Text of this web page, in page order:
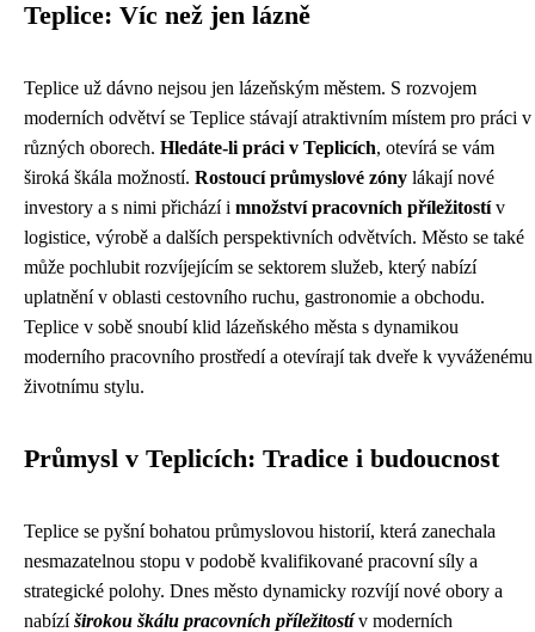
Teplice: Víc než jen lázně
Teplice už dávno nejsou jen lázeňským městem. S rozvojem
moderních odvětví se Teplice stávají atraktivním místem pro práci v
různých oborech. Hledáte-li práci v Teplicích, otevírá se vám
široká škála možností. Rostoucí průmyslové zóny lákají nové
investory a s nimi přichází i množství pracovních příležitostív
logistice, výrobě a dalších perspektivních odvětvích. Město se také
může pochlubit rozvíjejícím se sektorem služeb, který nabízí
uplatnění v oblasti cestovního ruchu, gastronomie a obchodu.
Teplice v sobě snoubí klid lázeňského města s dynamikou
moderního pracovního prostředí a otevírají tak dveře k vyváženému
životnímu stylu.
Průmysl v Teplicích: Tradice i budoucnost
Teplice se pyšní bohatou průmyslovou historií, která zanechala
nesmazatelnou stopu v podobě kvalifikované pracovní síly a
strategické polohy. Dnes město dynamicky rozvíjí nové obory a
nabízíširokou škálu pracovních příležitostív moderních